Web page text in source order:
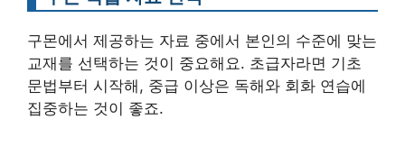
구몬에서 제공하는 자료 중에서 본인의 수준에 맞는
교재를 선택하는 것이 중요해요. 초급자라면 기초
문법부터 시작해, 중급 이상은 독해와 회화 연습에
집중하는 것이 좋죠.